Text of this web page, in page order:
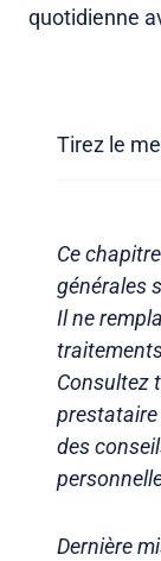
quotidienne
Tirez le
Ce
générales
Il ne
Consultez
des
Dernière